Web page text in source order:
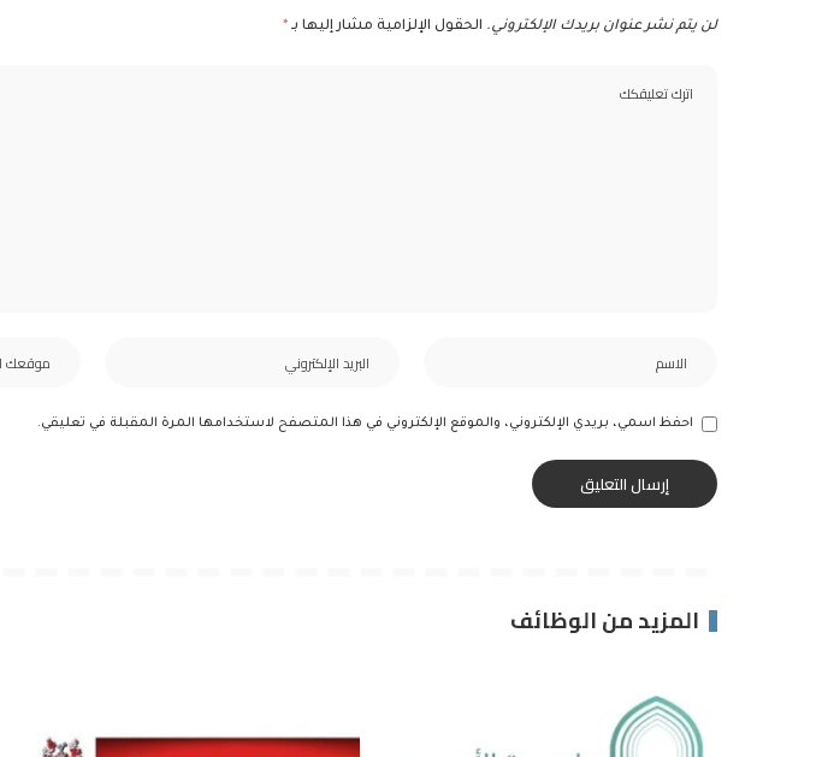
لن يتم نشر عنوان بريدك الإلكتروني. الحقول الإلزامية مشار إليها بـ *
احفظ اسمي، بريدي الإلكتروني، والموقع الإلكتروني في هذا المتصفح لاستخدامها المرة المقبلة في تعليقي.
المزيد من الوظائف